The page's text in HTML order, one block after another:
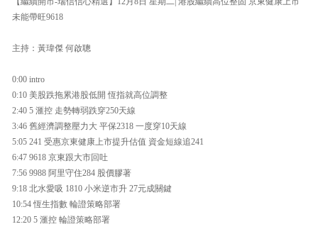
未能帶旺9618
主持：黃瑋傑 何啟聰
0:00 intro
0:10 美股跌拖累港股低開 恆指就高位調整
2:40 5 滙控 走勢轉弱跌穿250天線
3:46 舊經濟調整壓力大 平保2318 一度穿10天線
5:05 241 受惠京東健康上市提升估值 資金短線追241
6:47 9618 京東跟大市回吐
7:56 9988 阿里守住284 股價膠著
9:18 北水愛吸 1810 小米逆市升 27元成關鍵
10:54 恆生指數 輪證策略部署
12:20 5 滙控 輪證策略部署